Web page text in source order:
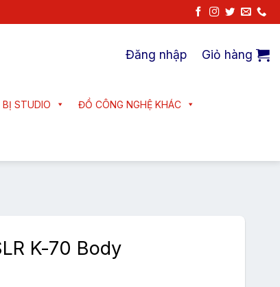
Đăng nhập Giỏ hàng
BỊ STUDIO ĐỒ CÔNG NGHỆ KHÁC
K-70 Body